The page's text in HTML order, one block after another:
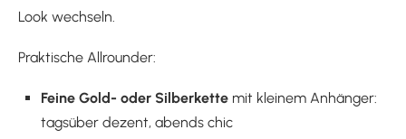
Look wechseln.
Praktische Allrounder:
Feine Gold- oder Silberkette mit kleinem Anhänger:
tagsüber dezent, abends chic